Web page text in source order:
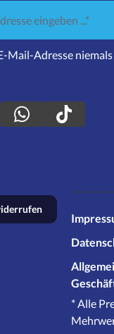
eingeben ...
Mail-Adresse
* Alle